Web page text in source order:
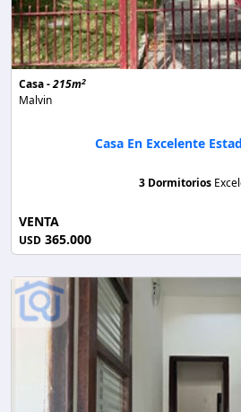
Casa -215m2
Malvin
Casa En Excelente
3 Dormitorios
VENTA
USD 365.000